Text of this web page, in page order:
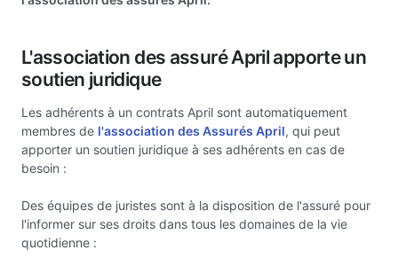
L'association des assuré April apporte un
soutien juridique
Les adhérents à un contrats April sont automatiquement
membres de l'association des Assurés April, qui peut
apporter un soutien juridique à ses adhérents en cas de
besoin :
Des équipes de juristes sont à la disposition de l'assuré pour
l'informer sur ses droits dans tous les domaines de la vie
quotidienne :